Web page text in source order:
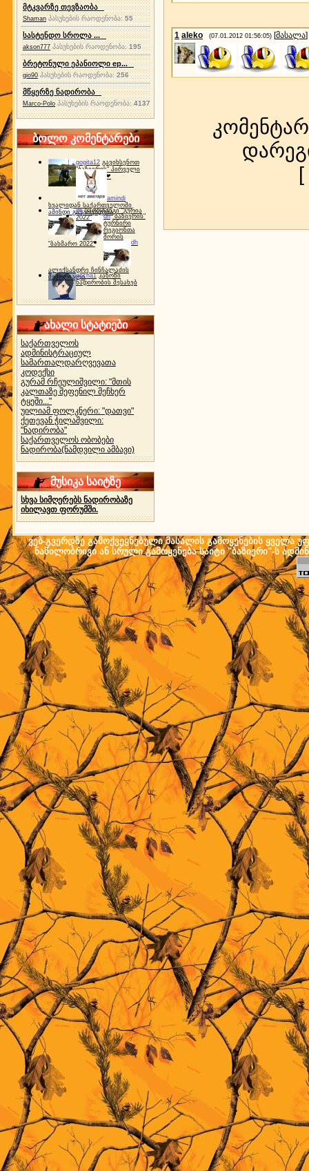
მტკვარზე თევზაობა
Shaman პასუხების რაოდენობა:55
სასტენდო სროლა ...
akson777 პასუხების რაოდენობა:195
ბრეტონული ეპანიოლი ep...
gio90 პასუხების რაოდენობა:256
მწყერზე ნადირობა
Marco-Polo პასუხების რაოდენობა:4137
ბოლო კომენტარები
gogita12 გავიხსენოთ
"ბაზიერის" პირველი
ტურნირი ❤
amindi
ხვალიდან საქართველოში
ამინდი გაუარესდება
dh სპორტინგი "გურია
2022"
dh "ბაზიერის"
ტურნირი
რეგიონთა
შორის
"ბახმარო 2022"
dh
ალექსანდრე ჩინჩალაძის
მემორიალიgocha1 კანონი
ნადირობის შესახებ
ახალი სტატიები
საქართველოს
ადმინისტრაციულ
სამართალდარღვევათა
კოდექსი
გურამ რჩეულიშვილი: "მთის
კალთაზე შეფენილ მეჩხერ
ტყეში..."
უილიამ ფოლკნერი: "დათვი"
ქეთევან ჭილაშვილი:
"ნადირობა"
საქართველოს ობობები
ნადირობა(ნამდვილი ამბავი)
მუსიკა საიტზე
სხვა სიმღერებს ნადირობაზე
იხილავთ ფორუმში.
1 aleko (07.01.2012 01:56:05) [მასალა]
[
ვებ-გვერდზე გამოქვეყნებული მასალის გამოყენების ყველა
ნაწილობრივი ან სრული გამოყენება საიტი "ბაზიერი"-ს